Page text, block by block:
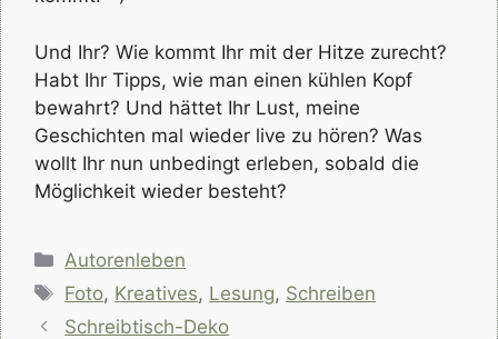
Und Ihr? Wie kommt Ihr mit der Hitze zurecht?
Habt Ihr Tipps, wie man einen kühlen Kopf
bewahrt? Und hättet Ihr Lust, meine
Geschichten mal wieder live zu hören? Was
wollt Ihr nun unbedingt erleben, sobald die
Möglichkeit wieder besteht?
Kategorien
Autorenleben
Schlagwörter
Foto, Kreatives, Lesung, Schreiben
Schreibtisch-Deko